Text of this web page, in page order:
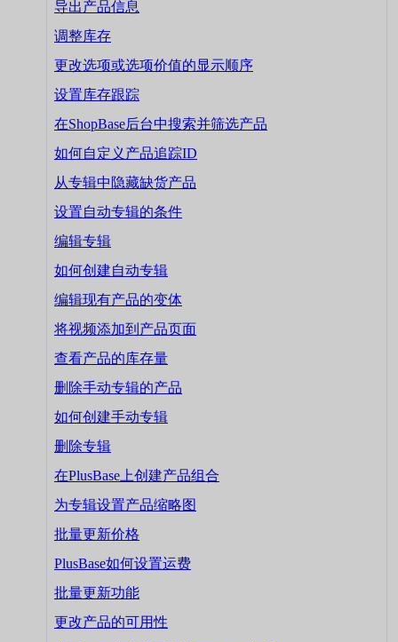
导出产品信息
调整库存
更改选项或选项价值的显示顺序
设置库存跟踪
在ShopBase后台中搜索并筛选产品
如何自定义产品追踪ID
从专辑中隐藏缺货产品
设置自动专辑的条件
编辑专辑
如何创建自动专辑
编辑现有产品的变体
将视频添加到产品页面
查看产品的库存量
删除手动专辑的产品
如何创建手动专辑
删除专辑
在PlusBase上创建产品组合
为专辑设置产品缩略图
批量更新价格
PlusBase如何设置运费
批量更新功能
更改产品的可用性